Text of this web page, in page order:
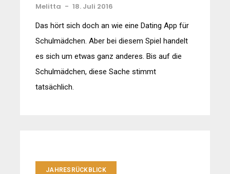
Melitta - 18. Juli 2016
Das hört sich doch an wie eine Dating App für
Schulmädchen. Aber bei diesem Spiel handelt
es sich um etwas ganz anderes. Bis auf die
Schulmädchen, diese Sache stimmt
tatsächlich.
JAHRESRÜCKBLICK